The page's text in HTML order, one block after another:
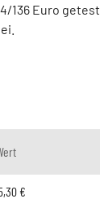
136 Euro
€